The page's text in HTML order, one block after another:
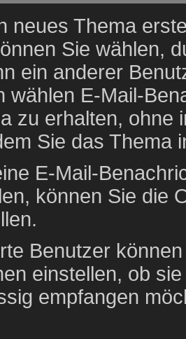
neues Thema
Sie wählen,
ein anderer
wählen E-Mail-
zu erhalten, ohne
Sie das Thema
E-Mail-
können Sie die
Benutzer
einstellen, ob
empfangen